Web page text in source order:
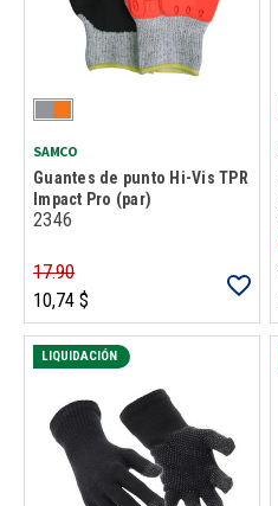
SAMCO
Guantes de punto Hi-Vis TPR
Impact Pro (par)
2346
17.90
10,74 $
LIQUIDACIÓN